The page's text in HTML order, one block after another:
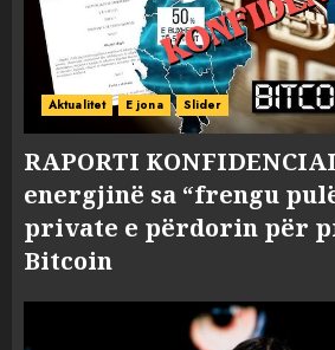
Aktualitet E jona Slider
RAPORTI
energjinë sa “frengu
private e përdorin për
Bitcoin